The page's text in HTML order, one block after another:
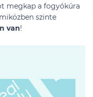
megkap a fogyókúra
szinte
van!